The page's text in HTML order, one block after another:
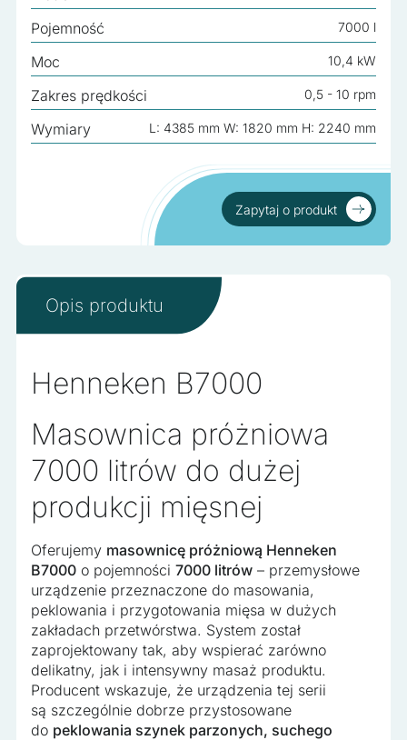
Pojemność 7000 l
Moc 10,4 kW
Zakres prędkości 0,5 - 10 rpm
Wymiary L: 4385 mm W: 1820 mm H: 2240 mm
Zapytaj o produkt
Opis produktu
Henneken B7000
Masownica próżniowa
7000 litrów do dużej
produkcji mięsnej
Oferujemy masownicę próżniową Henneken
B7000 o pojemności 7000 litrów – przemysłowe
urządzenie przeznaczone do masowania,
peklowania i przygotowania mięsa w dużych
zakładach przetwórstwa. System został
zaprojektowany tak, aby wspierać zarówno
delikatny, jak i intensywny masaż produktu.
Producent wskazuje, że urządzenia tej serii
są szczególnie dobrze przystosowane
do peklowania szynek parzonych, suchego
Nieklasyfikowane pliki cookie, to pliki, które są w procesie
klasyfikowania, wraz z dostawcami poszczególnych
ciasteczek.
Odrzuć wszystko
Zapisz moje preferencje
Akceptuj wszystko